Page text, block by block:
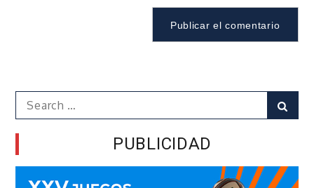
Search
for:
PUBLICIDAD